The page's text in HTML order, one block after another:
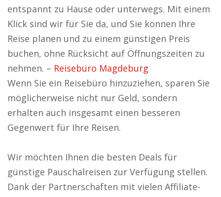
entspannt zu Hause oder unterwegs. Mit einem
Klick sind wir für Sie da, und Sie können Ihre
Reise planen und zu einem günstigen Preis
buchen, ohne Rücksicht auf Öffnungszeiten zu
nehmen. – Reisebüro Magdeburg
Wenn Sie ein Reisebüro hinzuziehen, sparen Sie
möglicherweise nicht nur Geld, sondern
erhalten auch insgesamt einen besseren
Gegenwert für Ihre Reisen.
Wir möchten Ihnen die besten Deals für
günstige Pauschalreisen zur Verfügung stellen.
Dank der Partnerschaften mit vielen Affiliate-